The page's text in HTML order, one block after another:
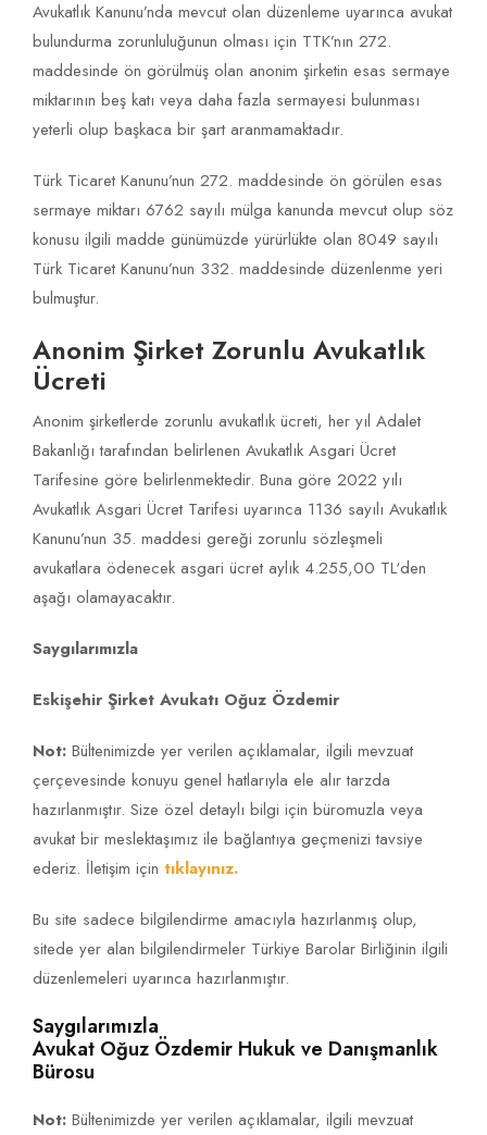
Avukatlık Kanunu’nda mevcut olan düzenleme uyarınca avukat
bulundurma zorunluluğunun olması için TTK’nın 272.
maddesinde ön görülmüş olan anonim şirketin esas sermaye
miktarının beş katı veya daha fazla sermayesi bulunması
yeterli olup başkaca bir şart aranmamaktadır.
Türk Ticaret Kanunu’nun 272. maddesinde ön görülen esas
sermaye miktarı 6762 sayılı mülga kanunda mevcut olup söz
konusu ilgili madde günümüzde yürürlükte olan 8049 sayılı
Türk Ticaret Kanunu’nun 332. maddesinde düzenlenme yeri
bulmuştur.
Anonim Şirket Zorunlu Avukatlık
Ücreti
Anonim şirketlerde zorunlu avukatlık ücreti, her yıl Adalet
Bakanlığı tarafından belirlenen Avukatlık Asgari Ücret
Tarifesine göre belirlenmektedir. Buna göre 2022 yılı
Avukatlık Asgari Ücret Tarifesi uyarınca 1136 sayılı Avukatlık
Kanunu’nun 35. maddesi gereği zorunlu sözleşmeli
avukatlara ödenecek asgari ücret aylık 4.255,00 TL‘den
aşağı olamayacaktır.
Saygılarımızla
Eskişehir Şirket Avukatı Oğuz Özdemir
Not: Bültenimizde yer verilen açıklamalar, ilgili mevzuat
çerçevesinde konuyu genel hatlarıyla ele alır tarzda
hazırlanmıştır. Size özel detaylı bilgi için büromuzla veya
avukat bir meslektaşımız ile bağlantıya geçmenizi tavsiye
ederiz. İletişim için tıklayınız.
Bu site sadece bilgilendirme amacıyla hazırlanmış olup,
sitede yer alan bilgilendirmeler Türkiye Barolar Birliğinin ilgili
düzenlemeleri uyarınca hazırlanmıştır.
Saygılarımızla
Avukat Oğuz Özdemir Hukuk ve Danışmanlık
Bürosu
Not: Bültenimizde yer verilen açıklamalar, ilgili mevzuat